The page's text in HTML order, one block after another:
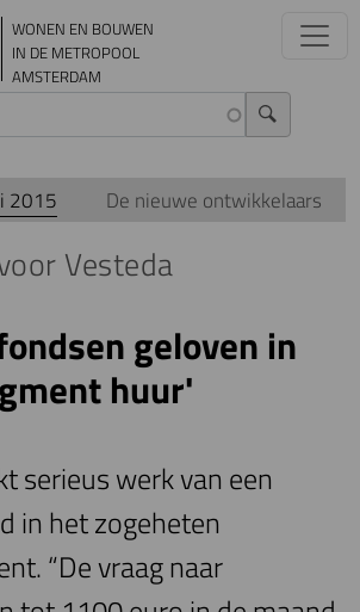
gaan
WONEN EN BOUWEN
IN DE METROPOOL
AMSTERDAM
2015 De nieuwe ontwikkelaars
Vesteda
geloven in
huur'
serieus werk van een
in het zogeheten
“De vraag naar